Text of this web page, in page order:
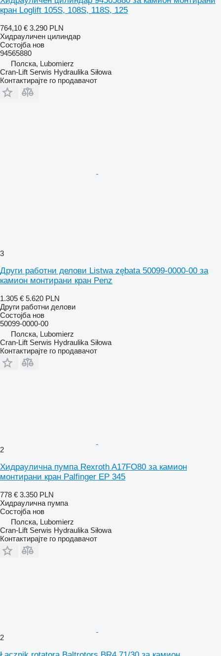
кран Loglift 105S, 108S, 118S, 125
764,10 € 3.290 PLN
Хидрауличен цилиндар
Состојба нов
94565880
Полска, Lubomierz
Cran-Lift Serwis Hydraulika Siłowa
Контактирајте го продавачот
3
Други работни делови Listwa zębata 50099-0000-00 за
камион монтирани кран Penz
1.305 € 5.620 PLN
Други работни делови
Состојба нов
50099-0000-00
Полска, Lubomierz
Cran-Lift Serwis Hydraulika Siłowa
Контактирајте го продавачот
2
Хидраулична пумпа Rexroth A17FO80 за камион
монтирани кран Palfinger EP 345
778 € 3.350 PLN
Хидраулична пумпа
Состојба нов
Полска, Lubomierz
Cran-Lift Serwis Hydraulika Siłowa
Контактирајте го продавачот
2